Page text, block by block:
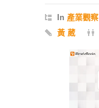
In 產業觀察
黃 葳